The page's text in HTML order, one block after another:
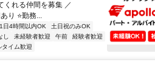
てくれる仲間を募集 ／
あり ⭐勤務...
1日4時間以内OK
土日祝のみOK
未経験者歓迎 午前
経験者歓迎
タイム歓迎